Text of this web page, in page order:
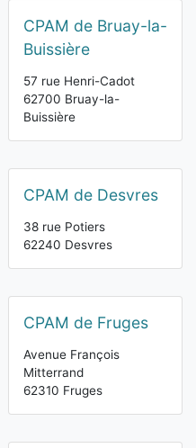
CPAM de Bruay-la-
Buissière
57 rue Henri-Cadot
62700 Bruay-la-
Buissière
CPAM de Desvres
38 rue Potiers
62240 Desvres
CPAM de Fruges
Avenue François
Mitterrand
62310 Fruges